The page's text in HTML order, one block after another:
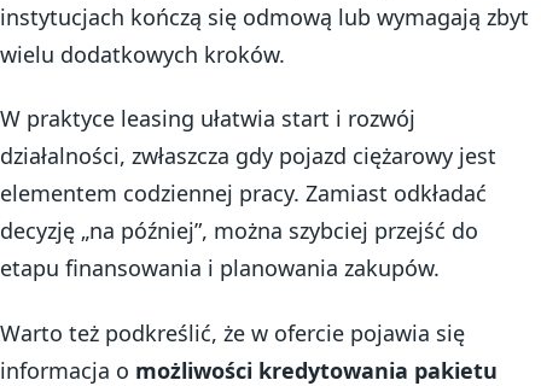
instytucjach kończą się odmową lub wymagają zbyt
wielu dodatkowych kroków.
W praktyce leasing ułatwia start i rozwój
działalności, zwłaszcza gdy pojazd ciężarowy jest
elementem codziennej pracy. Zamiast odkładać
decyzję „na później”, można szybciej przejść do
etapu finansowania i planowania zakupów.
Warto też podkreślić, że w ofercie pojawia się
informacja o możliwości kredytowania pakietu